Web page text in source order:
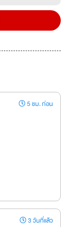
5 ชม. ก่อน
3 วันที่แล้ว